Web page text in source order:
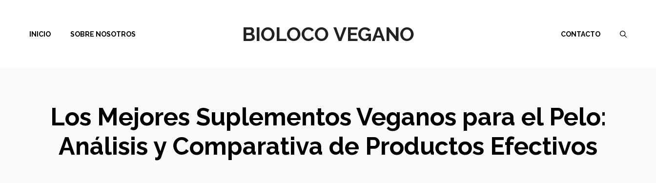
contenido
BIOLOCO VEGANO
INICIO SOBRE NOSOTROS CONTACTO
Los Mejores Suplementos Veganos para el Pelo:
Análisis y Comparativa de Productos Efectivos